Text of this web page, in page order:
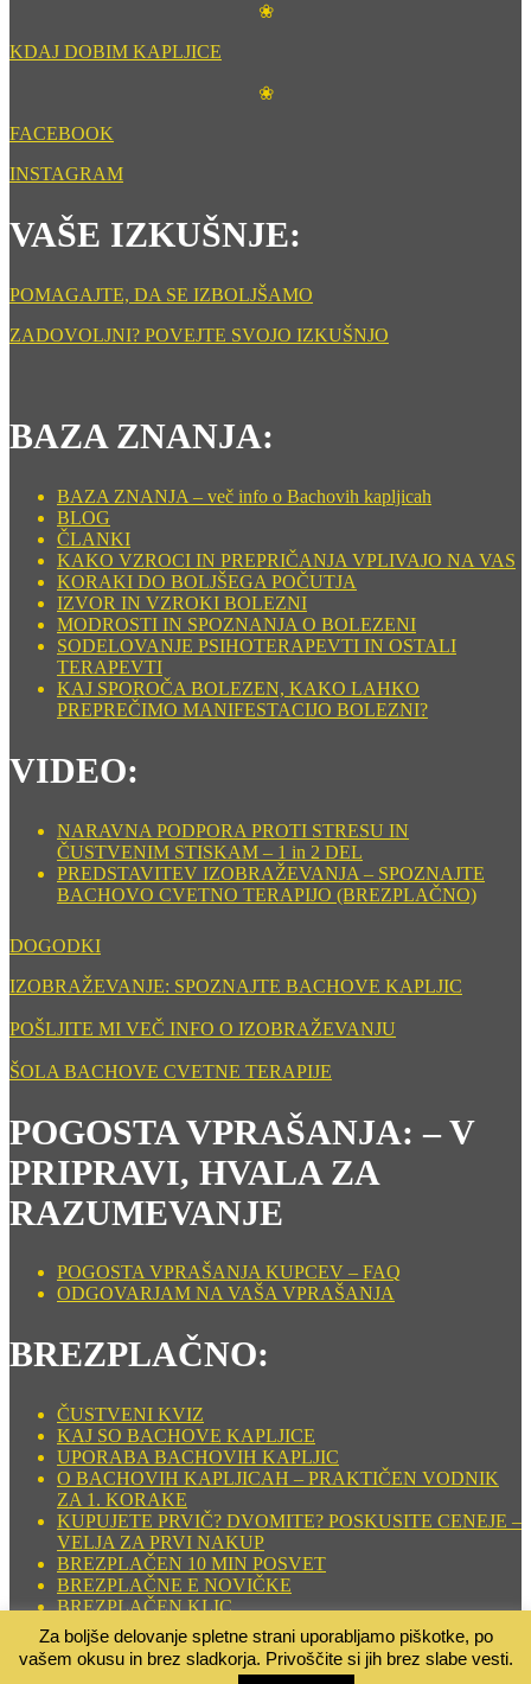
❀
KDAJ DOBIM KAPLJICE
❀
FACEBOOK
INSTAGRAM
VAŠE IZKUŠNJE:
POMAGAJTE, DA SE IZBOLJŠAMO
ZADOVOLJNI? POVEJTE SVOJO IZKUŠNJO
BAZA ZNANJA:
BAZA ZNANJA – več info o Bachovih kapljicah
BLOG
ČLANKI
KAKO VZROCI IN PREPRIČANJA VPLIVAJO NA VAS
KORAKI DO BOLJŠEGA POČUTJA
IZVOR IN VZROKI BOLEZNI
MODROSTI IN SPOZNANJA O BOLEZENI
SODELOVANJE PSIHOTERAPEVTI IN OSTALI
TERAPEVTI
KAJ SPOROČA BOLEZEN, KAKO LAHKO
PREPREČIMO MANIFESTACIJO BOLEZNI?
VIDEO:
NARAVNA PODPORA PROTI STRESU IN
ČUSTVENIM STISKAM – 1 in 2 DEL
PREDSTAVITEV IZOBRAŽEVANJA – SPOZNAJTE
BACHOVO CVETNO TERAPIJO (BREZPLAČNO)
DOGODKI
IZOBRAŽEVANJE: SPOZNAJTE BACHOVE KAPLJIC
POŠLJITE MI VEČ INFO O IZOBRAŽEVANJU
ŠOLA BACHOVE CVETNE TERAPIJE
POGOSTA VPRAŠANJA: – V
PRIPRAVI, HVALA ZA
RAZUMEVANJE
POGOSTA VPRAŠANJA KUPCEV – FAQ
ODGOVARJAM NA VAŠA VPRAŠANJA
BREZPLAČNO:
ČUSTVENI KVIZ
KAJ SO BACHOVE KAPLJICE
UPORABA BACHOVIH KAPLJIC
O BACHOVIH KAPLJICAH – PRAKTIČEN VODNIK
ZA 1. KORAKE
KUPUJETE PRVIČ? DVOMITE? POSKUSITE CENEJE –
VELJA ZA PRVI NAKUP
BREZPLAČEN 10 MIN POSVET
BREZPLAČNE E NOVIČKE
BREZPLAČEN KLIC
TABELA BACHOVIH KAPLJIC
SRČNO DUŠNO SPOROČILO
Za boljše delovanje spletne strani uporabljamo piškotke, po
vašem okusu in brez sladkorja. Privoščite si jih brez slabe vesti.